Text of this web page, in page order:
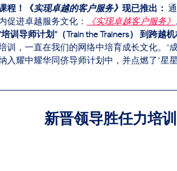
程！《实现卓越的客户服务》 现已推出：
促进卓越服务文化：
《实现卓越客户服务》
培训导师计划”（Train the Trainers） 到跨越
训，一直在我们的网络中培育成长文化。“
入耀中耀华同侪导师计划中，并点燃了“星
新晋领导胜任力培